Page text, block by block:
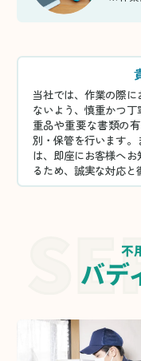
当社では、作業の際
ないよう、慎重かつ
重品や重要な書類の
別・保管を行います
は、即座にお客様へ
るため、誠実な対応と
不
バデ